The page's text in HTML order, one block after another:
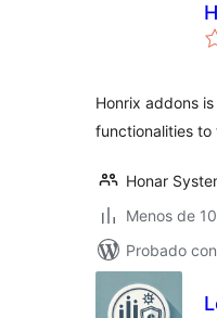
Honrix addons
functionalities to
Honar
Menos de
Probado